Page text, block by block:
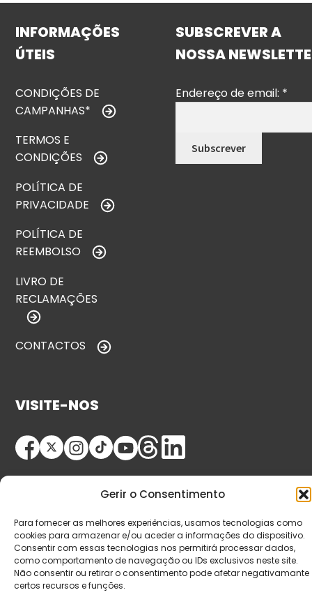
Gerir o Consentimento
Para fornecer as melhores experiências, usamos tecnologias como
cookies para armazenar e/ou aceder a informações do dispositivo.
Consentir com essas tecnologias nos permitirá processar dados,
como comportamento de navegação ou IDs exclusivos neste site.
Não consentir ou retirar o consentimento pode afetar negativamante
certos recursos e funções.
INFORMAÇÕES
ÚTEIS
CONDIÇÕES DE
CAMPANHAS*
TERMOS E
CONDIÇÕES
POLÍTICA DE
PRIVACIDADE
POLÍTICA DE
REEMBOLSO
LIVRO DE
RECLAMAÇÕES
CONTACTOS
SUBSCREVER A
NOSSA
Endereço de email: *
VISITE-NOS
© Copyright 2026 Saída de Emergência. Todos os
direitos reservados.